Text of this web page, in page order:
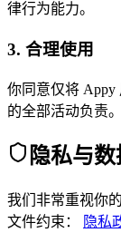
律行为能力。
3. 合理使用
你同意仅将 Appy
的全部活动负责。
隐私与
我们非常重视你
文件约束：
隐私